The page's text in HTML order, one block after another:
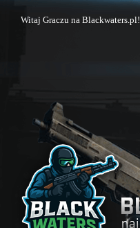
Witaj Graczu na Blackwaters.pl!